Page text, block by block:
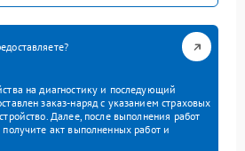
на диагностику и последующий
заказ-наряд с указанием страховых
Далее, после выполнения работ
акт выполненных работ и